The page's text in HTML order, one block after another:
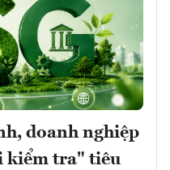
doanh nghiệp
kiểm tra" tiêu